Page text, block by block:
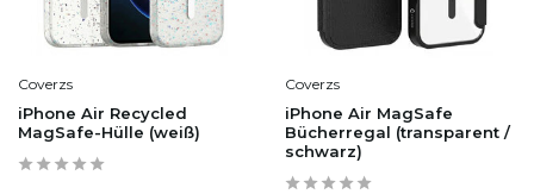
Coverzs
iPhone Air Recycled
MagSafe-Hülle (weiß)
Coverzs
iPhone Air MagSafe
Bücherregal (transparent /
schwarz)